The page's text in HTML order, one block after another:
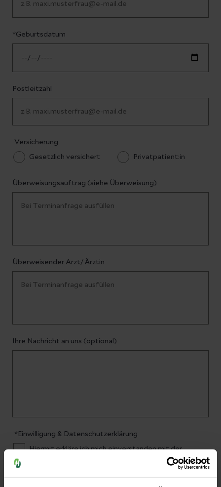
*Geburtsdatum
Postleitzahl
Versicherung
Gesetzlich versichert Privatpatient:in
Überweisungsauftrag (siehe Überweisung)
Überweisender Arzt/ Ärztin
Ihre Nachricht an uns (optional)
*Einwilligung & Datenschutzerklärung
Hiermit erkläre ich mich einverstanden mit der
Erfassung meiner o.g. Daten zum Zwecke der